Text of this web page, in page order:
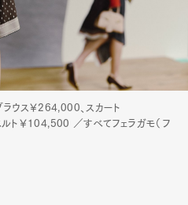
ウス￥264,000、スカート
ト￥104,500 ／すべてフェラガモ（フ